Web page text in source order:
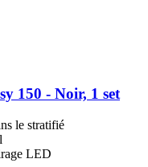
150 -​ Noir, 1 set
le stratifié
LED